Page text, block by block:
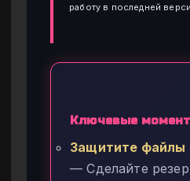
работу в последней
Ключевые
Защитите файлы
— Сделайте